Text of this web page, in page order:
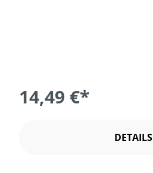
14,49 €*
DETAILS